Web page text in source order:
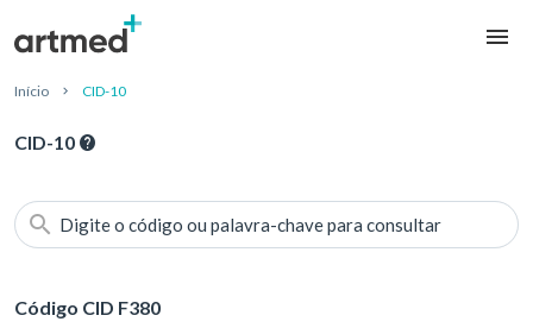
Início CID-10
CID-10
Digite o código ou palavra-chave para consultar
Código CID F380